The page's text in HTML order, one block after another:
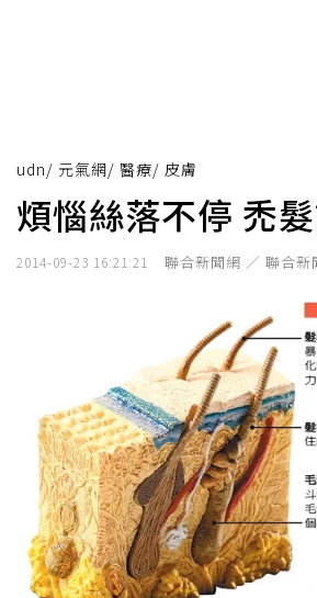
udn/ 元氣網/ 醫療/ 皮膚
煩惱絲落不停 禿
2014-09-23 16:21:21 聯合新聞網 ／ 聯合新